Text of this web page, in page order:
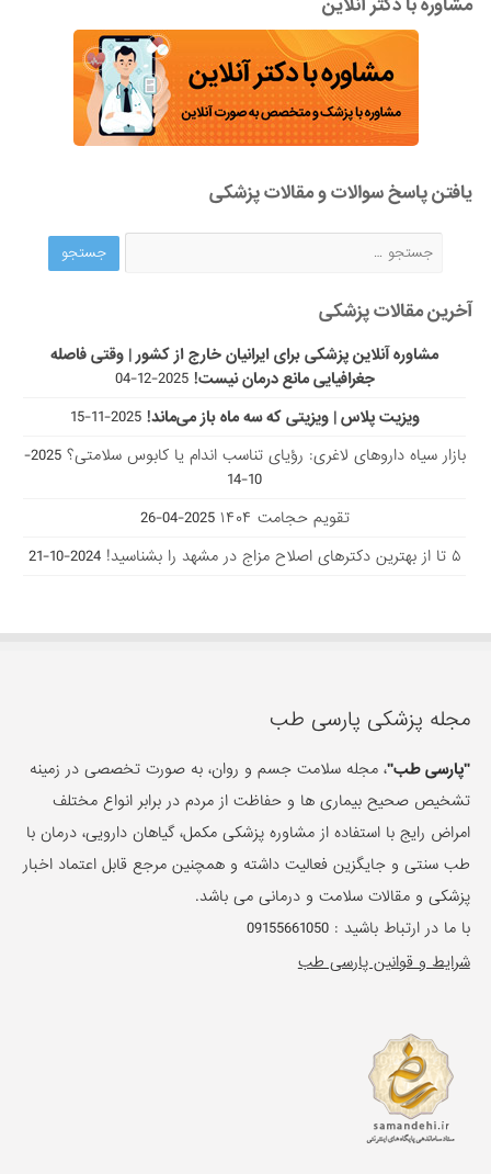
یافتن پاسخ سوالات و مقالات پزشکی
آخرین مقالات پزشکی
مشاوره آنلاین پزشکی برای ایرانیان خارج از کشور | وقتی فاصله
جغرافیایی مانع درمان نیست! 2025-12-04
ویزیت پلاس | ویزیتی که سه ماه باز می‌ماند! 2025-11-15
بازار سیاه داروهای لاغری: رؤیای تناسب اندام یا کابوس سلامتی؟
2025-
10-14
تقویم حجامت ۱۴۰۴
2025-04-26
۵ تا از بهترین دکتر‌های اصلاح مزاج در مشهد را بشناسید!
2024-10-21
مجله پزشکی پارسی طب
"پارسی طب"، مجله سلامت جسم و روان، به صورت تخصصی در زمینه
تشخیص صحیح بیماری ها و حفاظت از مردم در برابر انواع مختلف
امراض رایج با استفاده از مشاوره پزشکی مکمل، گیاهان دارویی، درمان با
طب سنتی و جایگزین فعالیت داشته و همچنین مرجع قابل اعتماد اخبار
پزشکی و مقالات سلامت و درمانی می باشد.
با ما در ارتباط باشید :09155661050
شرایط و قوانین پارسی طب